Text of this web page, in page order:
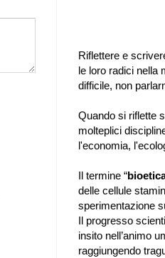
Riflettere e
le loro radici nella
difficile, non
Quando si riflette
molteplici
l'economia,
Il termine “
delle cellule
sperimentazione
Il progresso
insito nell’animo
raggiungendo